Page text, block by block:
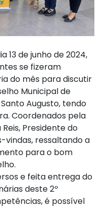
13 de junho de 2024,
se fizeram
do mês para discutir
Municipal de
Augusto, tendo
Coordenados pela
Presidente do
vindas, ressaltando a
para o bom
e feita entrega do
deste 2º
é possível